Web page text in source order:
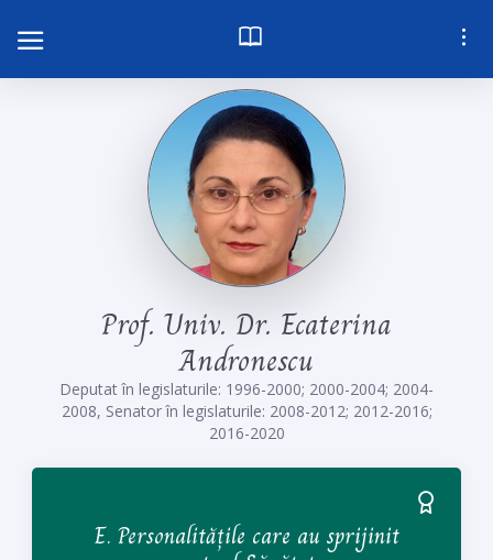
Prof. Univ. Dr. Ecaterina
Andronescu
Deputat în legislaturile: 1996-2000; 2000-2004; 2004-
2008, Senator în legislaturile: 2008-2012; 2012-2016;
2016-2020
E. Personalitățile care au sprijinit